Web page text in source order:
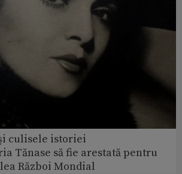
culisele istoriei
Tănase să fie arestată pentru
Război Mondial